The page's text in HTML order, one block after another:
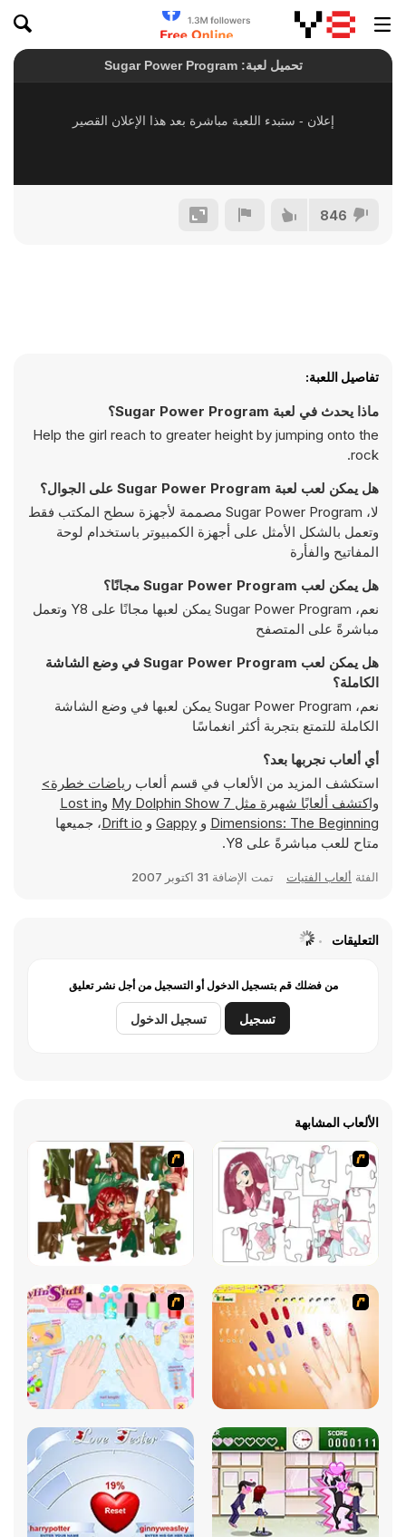
846
تفاصيل اللعبة:
ماذا يحدث في لعبة Sugar Power Program؟
Help the girl reach to greater height by jumping onto the
rock.
هل يمكن لعب لعبة Sugar Power Program على الجوال؟
لا، Sugar Power Program مصممة لأجهزة سطح المكتب فقط
وتعمل بالشكل الأمثل على أجهزة الكمبيوتر باستخدام لوحة
المفاتيح والفأرة
هل يمكن لعب Sugar Power Program مجانًا؟
نعم، Sugar Power Program يمكن لعبها مجانًا على Y8 وتعمل
مباشرةً على المتصفح
هل يمكن لعب Sugar Power Program في وضع الشاشة
الكاملة؟
نعم، Sugar Power Program يمكن لعبها في وضع الشاشة
الكاملة للتمتع بتجربة أكثر انغماسًا
أي ألعاب نجربها بعد؟
استكشف المزيد من الألعاب في قسم ألعاب رياضات خطرة>
واكتشف ألعابًا شهيرة مثل My Dolphin Show 7 وLost in
Dimensions: The Beginning و Gappy و Drift io، جميعها
متاح للعب مباشرةً على Y8.
الفئة ألعاب الفتيات تمت الإضافة 31 اكتوبر 2007
التعليقات
من فضلك قم بتسجيل الدخول أو التسجيل من أجل نشر تعليق
تسجيل تسجيل الدخول
الألعاب المشابهة